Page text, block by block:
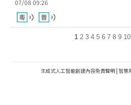
07/08 09:26
1 2 3 4 5 6 7 8 9 10
生成式人工智能創建內容免責聲明 | 智慧